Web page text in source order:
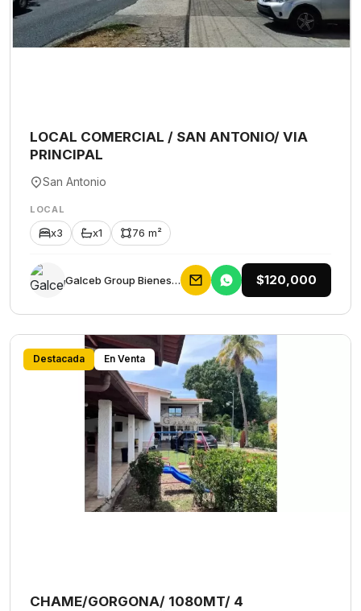
LOCAL COMERCIAL / SAN ANTONIO/ VIA
PRINCIPAL
San Antonio
LOCAL
x3 x1 76 m²
Galceb Group Bienes Raices $120,000
Destacada En Venta
CHAME/GORGONA/ 1080MT/ 4